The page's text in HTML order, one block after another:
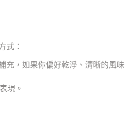
式：
充，如果你偏好乾淨、清晰的風味
現。